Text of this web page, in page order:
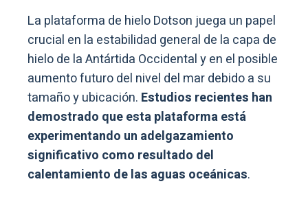
La plataforma de hielo Dotson juega un papel
crucial en la estabilidad general de la capa de
hielo de la Antártida Occidental y en el posible
aumento futuro del nivel del mar debido a su
tamaño y ubicación. Estudios recientes han
demostrado que esta plataforma está
experimentando un adelgazamiento
significativo como resultado del
calentamiento de las aguas oceánicas.